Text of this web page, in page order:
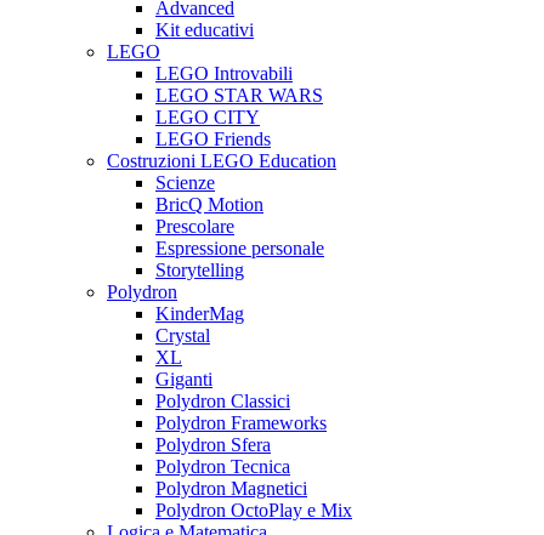
Advanced
Kit educativi
LEGO
LEGO Introvabili
LEGO STAR WARS
LEGO CITY
LEGO Friends
Costruzioni LEGO Education
Scienze
BricQ Motion
Prescolare
Espressione personale
Storytelling
Polydron
KinderMag
Crystal
XL
Giganti
Polydron Classici
Polydron Frameworks
Polydron Sfera
Polydron Tecnica
Polydron Magnetici
Polydron OctoPlay e Mix